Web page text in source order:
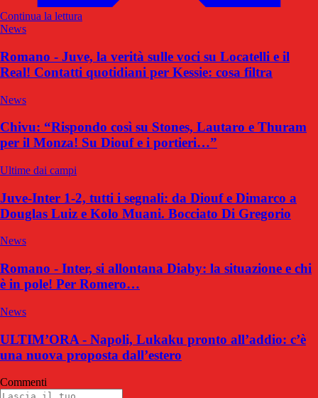
Continua la lettura
News
Romano - Juve, la verità sulle voci su Locatelli e il
Real! Contatti quotidiani per Kessie: cosa filtra
News
Chivu: “Rispondo così su Stones, Lautaro e Thuram
per il Monza! Su Diouf e i portieri…”
Ultime dai campi
Juve-Inter 1-2, tutti i segnali: da Diouf e Dimarco a
Douglas Luiz e Kolo Muani. Bocciato Di Gregorio
News
Romano - Inter, si allontana Diaby: la situazione e chi
è in pole! Per Romero…
News
ULTIM’ORA - Napoli, Lukaku pronto all’addio: c’è
una nuova proposta dall’estero
Commenti